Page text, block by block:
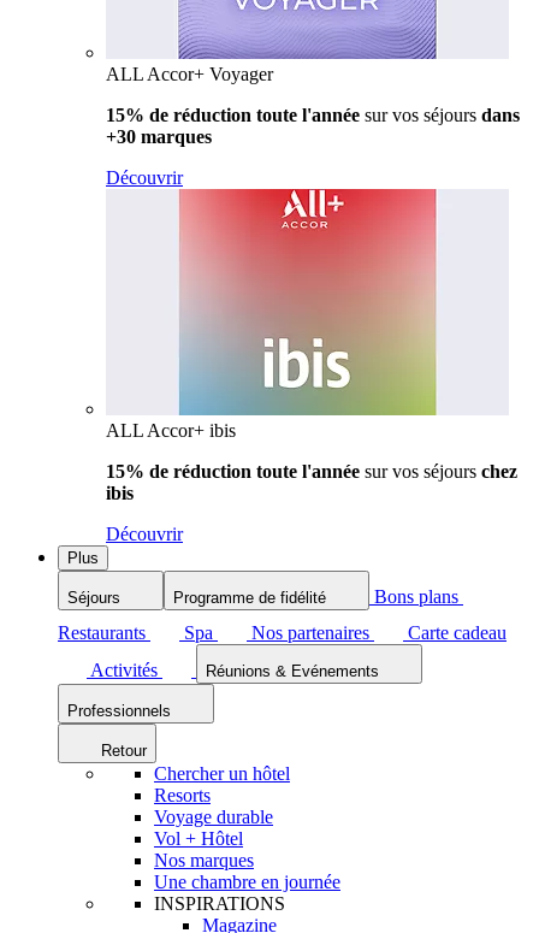
ALL Accor+ Voyager
15% de réduction toute l'année sur vos séjours dans
+30 marques
Découvrir
ALL Accor+ ibis
15% de réduction toute l'année sur vos séjours chez
ibis
Découvrir
Plus
Séjours Programme de fidélité
Bons plans
Restaurants
Spa Nos partenaires
Carte cadeau
Activités
Réunions & Evénements
Professionnels
Retour
Chercher un hôtel
Resorts
Voyage durable
Vol + Hôtel
Nos marques
Une chambre en journée
INSPIRATIONS
Magazine